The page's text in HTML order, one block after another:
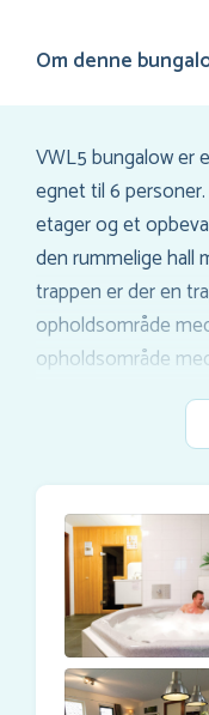
Om denne
VWL5 bungalow er
egnet til 6
etager og et
den rummelige hall
trappen er der en
opholdsområde
opholdsområde
havemøbler). I
enkeltsenge og
har en kombination
personers whirlpool
parkering til 2 biler
første sal er der 2
enkeltsenge, et
håndvask og et
WIFIkan bestilles
Forhør dig om